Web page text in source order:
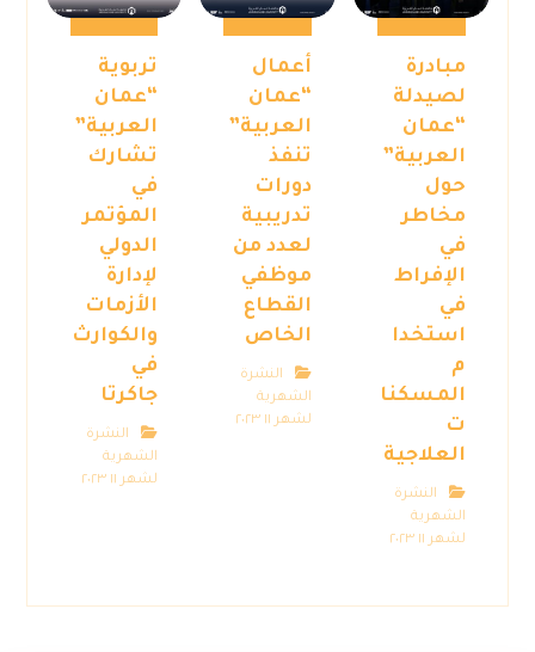
مبادرة
لصيدلة
“عمان
العربية”
حول
مخاطر
في
الإفراط
في
استخدا
م
المسكنا
ت
العلاجية
النشرة
الشهرية
لشهر ١١ ٢٠٢٣
أعمال
“عمان
العربية”
تنفذ
دورات
تدريبية
لعدد من
موظفي
القطاع
الخاص
النشرة
الشهرية
لشهر ١١ ٢٠٢٣
تربوية
“عمان
العربية”
تشارك
في
المؤتمر
الدولي
لإدارة
الأزمات
والكوارث
في
جاكرتا
النشرة
الشهرية
لشهر ١١ ٢٠٢٣